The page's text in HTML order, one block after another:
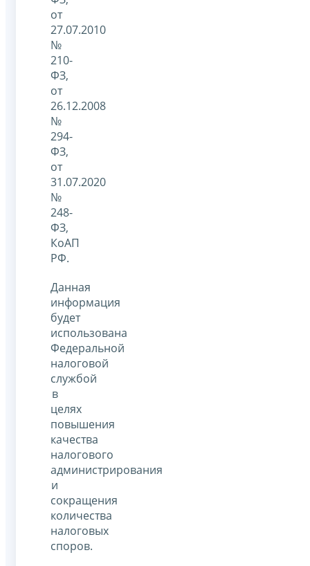
от
27.07.2010
№
210-
ФЗ,
от
26.12.2008
№
294-
ФЗ,
от
31.07.2020
№
248-
ФЗ,
КоАП
РФ.
Данная
информация
будет
использована
Федеральной
налоговой
службой
в
целях
повышения
качества
налогового
администрирования
и
сокращения
количества
налоговых
споров.